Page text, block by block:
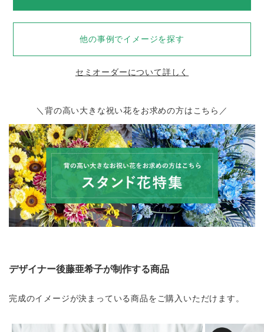
他の事例でイメージを探す
セミオーダーについて詳しく
＼背の高い大きな祝い花をお求めの方はこちら／
デザイナー後藤亜希子が制作する商品
完成のイメージが決まっている商品をご購入いただけます。